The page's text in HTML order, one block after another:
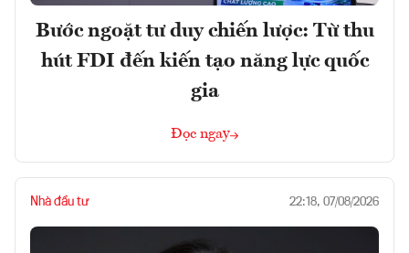
Bước ngoặt tư duy chiến lược: Từ thu
hút FDI đến kiến tạo năng lực quốc
gia
Đọc ngay
Nhà đầu tư 22:18, 07/08/2026